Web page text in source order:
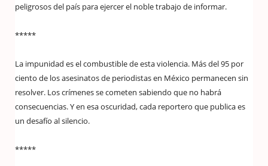
peligrosos del país para ejercer el noble trabajo de informar.
*****
La impunidad es el combustible de esta violencia. Más del 95 por
ciento de los asesinatos de periodistas en México permanecen sin
resolver. Los crímenes se cometen sabiendo que no habrá
consecuencias. Y en esa oscuridad, cada reportero que publica es
un desafío al silencio.
*****